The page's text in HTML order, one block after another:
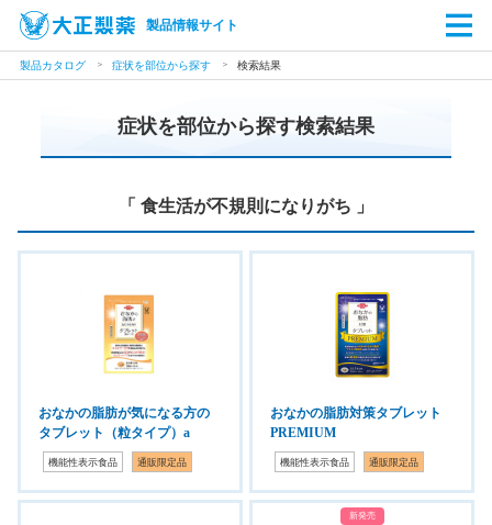
製品情報サイト
製品カタログ 症状を部位から探す 検索結果
症状を部位から探す検索結果
「 食生活が不規則になりがち 」
おなかの脂肪が気になる方の
タブレット（粒タイプ）a
機能性表示食品 通販限定品
おなかの脂肪対策タブレット
PREMIUM
機能性表示食品 通販限定品
新発売